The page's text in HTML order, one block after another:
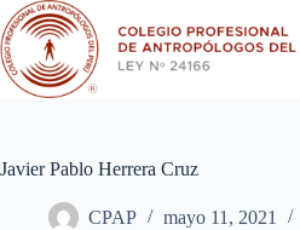
Saltar
al
contenido
Javier Pablo Herrera Cruz
CPAP mayo 11, 2021